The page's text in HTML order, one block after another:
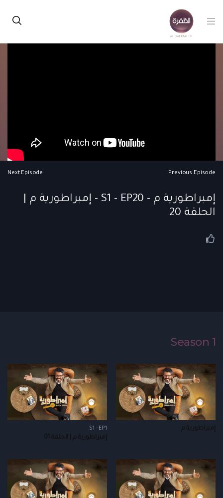
Previous Episode
Next Episode
إمبراطورية م - S1 - EP20 - إمبراطورية م |
الحلقة 20
Season 1
إمبراطورية م S1 - EP1
إمبراطورية م | الحلقة 01